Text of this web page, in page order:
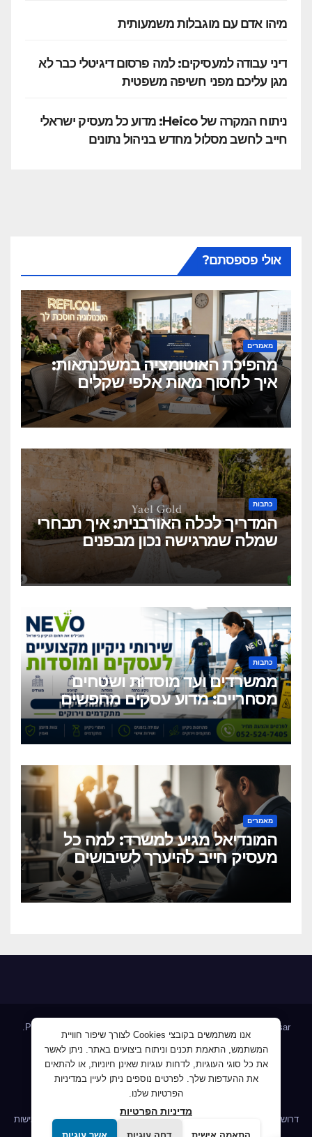
מיהו אדם עם מוגבלות משמעותית
דיני עבודה למעסיקים: למה פרסום דיגיטלי כבר לא
מגן עליכם מפני חשיפה משפטית
ניתוח המקרה של Heico: מדוע כל מעסיק ישראלי
חייב לחשב מסלול מחדש בניהול נתונים
אולי פספסתם?
מאמרים
מהפיכת האוטומציה במשכנתאות:
איך לחסוך מאות אלפי שקלים
בלחיצת כפתור?
כתבות
המדריך לכלה האורבנית: איך תבחרי
שמלה שמרגישה נכון מבפנים
ונראית מושלם מבחוץ?
כתבות
ממשרדים ועד מוסדות ושטחים
מסחריים: מדוע עסקים מחפשים
כיום שירותי ניקיון מקצועיים
וגמישים?
מאמרים
המונדיאל מגיע למשרד: למה כל
מעסיק חייב להיערך לשיבושים
הקרובים
Proudly powered by WordPress Themeansar
HomeAllJobs – אלפי מעסיקים ומועמדים Blog
JobMaster דרושים ומחפשי עבודה Jobnet אתר מודעות הדרושים
אודותג'וב קרוב – לעבוד קרוב לבית
דרושים IL לשעבר פורטל דרושים הומלס דרושים, חיפוש עבודההצהרת נגישות
אנו משתמשים בקובצי Cookies לצורך שיפור חוויית
המשתמש, התאמת תכנים וניתוח ביצועים באתר. ניתן לאשר
את כל סוגי העוגיות, לדחות עוגיות שאינן חיוניות, או להתאים
את ההעדפות שלך. לפרטים נוספים ניתן לעיין במדיניות
הפרטיות שלנו.
מדיניות הפרטיות